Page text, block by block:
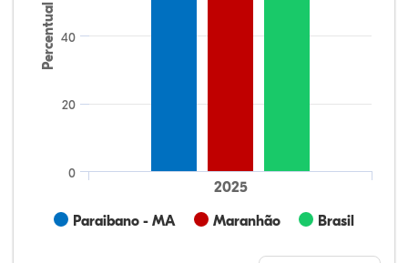
Percentual
Paraibano - MA Maranhão Brasil
2025
0
20
40